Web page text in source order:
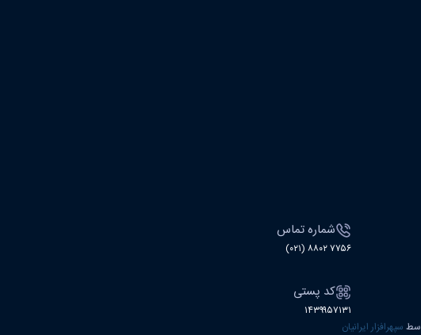
شماره تماس
۷۷۵۶ ۸۸۰۲ (۰۲۱)
کد پستی
۱۴۳۹۹۵۷۱۳۱
سپهرافزار ایرانیان